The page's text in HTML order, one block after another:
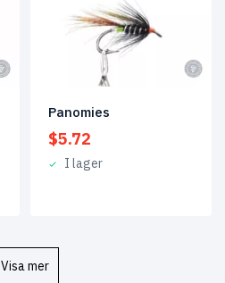
Panomies
$5.72
I lager
Visa mer